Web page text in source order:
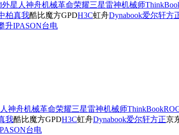
外星人神舟机械革命荣耀三星雷神机械师
柏真我酷比魔方GPDH3C虹舟Dynabook爱尔轩方
升IPASON台电
神舟机械革命荣耀三星雷神机械师ThinkBook
我酷比魔方GPDH3C虹舟Dynabook爱尔轩方正京
台电